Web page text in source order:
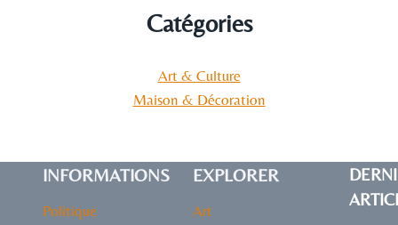
Catégories
Art & Culture
Maison & Décoration
INFORMATIONS
Politique
EXPLORER
Art